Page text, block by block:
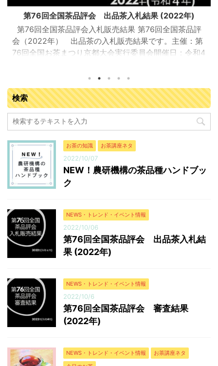
第76回全国茶品評会 出品茶入札結果 (2022年)
第76回全国茶品評会入札販売結果 第76回全国茶品評
会（2022年） 出品茶の入札販売結果です。主催：第
76回全国お茶まつり京都大会実行委員会開催日：令和4
通センター（京都府城陽市寺田塚本111-5）参加業者：
落札業者163業者 入札販売会結果総括 ※金額はすべて
税抜き 販売点数（点） 販売数量（kg） 落札金額
（円） 今回の平均落札単価（円/kg） 普通煎茶10kg 71
666.5 8,908,717 13,366 普通煎茶4kg ...
検索
お茶の知識 お茶講座ネタ
2022/10/07
NEW！農研機構の茶品種ハンドブッ
ク
NEWS・トレンド・イベント情報
2022/10/06
第76回全国茶品評会 出品茶入札結
果 (2022年)
NEWS・トレンド・イベント情報
2022/10/6
第76回全国茶品評会 審査結果
(2022年)
NEWS・トレンド・イベント情報
お茶講座ネタ